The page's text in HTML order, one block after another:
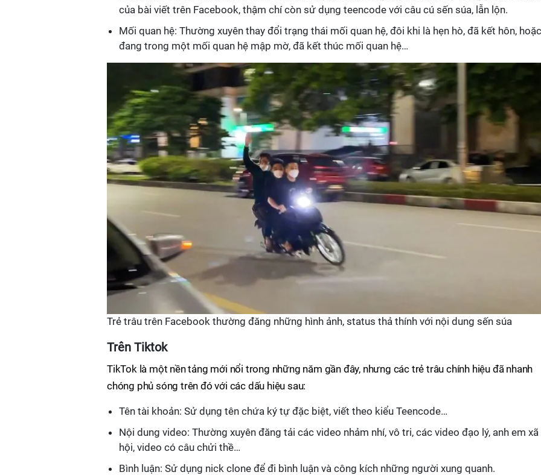
của bài viết trên Facebook, thậm chí còn sử dụng teencode với câu cú sến súa, lẫn lộn.
Mối quan hệ: Thường xuyên thay đổi trạng thái mối quan hệ, đôi khi là hẹn hò, đã kết hôn, hoặc
đang trong một mối quan hệ mập mờ, đã kết thúc mối quan hệ…
Trẻ trâu trên Facebook thường đăng những hình ảnh, status thả thính với nội dung sến súa
Trên Tiktok
TikTok là một nền tảng mới nổi trong những năm gần đây, nhưng các trẻ trâu chính hiệu đã nhanh
chóng phủ sóng trên đó với các dấu hiệu sau:
Tên tài khoản: Sử dụng tên chứa ký tự đặc biệt, viết theo kiểu Teencode…
Nội dung video: Thường xuyên đăng tải các video nhảm nhí, vô tri, các video đạo lý, anh em xã
hội, video có câu chửi thề…
Bình luận: Sử dụng nick clone để đi bình luận và công kích những người xung quanh.